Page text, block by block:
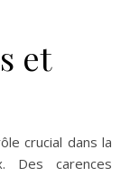
et
crucial dans la
carences